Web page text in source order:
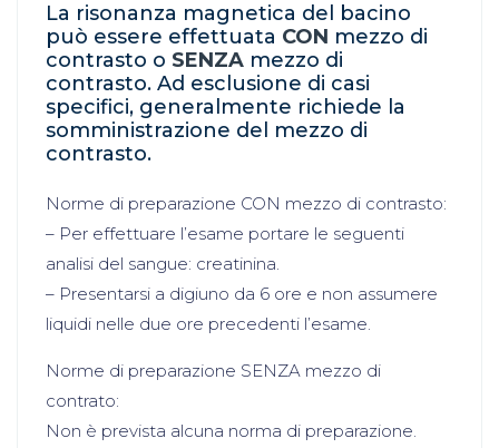
La risonanza magnetica del bacino
può essere effettuata CON mezzo di
contrasto o SENZA mezzo di
contrasto. Ad esclusione di casi
specifici, generalmente richiede la
somministrazione del mezzo di
contrasto.
Norme di preparazione CON mezzo di contrasto:
– Per effettuare l’esame portare le seguenti
analisi del sangue: creatinina.
– Presentarsi a digiuno da 6 ore e non assumere
liquidi nelle due ore precedenti l’esame.
Norme di preparazione SENZA mezzo di
contrato:
Non è prevista alcuna norma di preparazione.